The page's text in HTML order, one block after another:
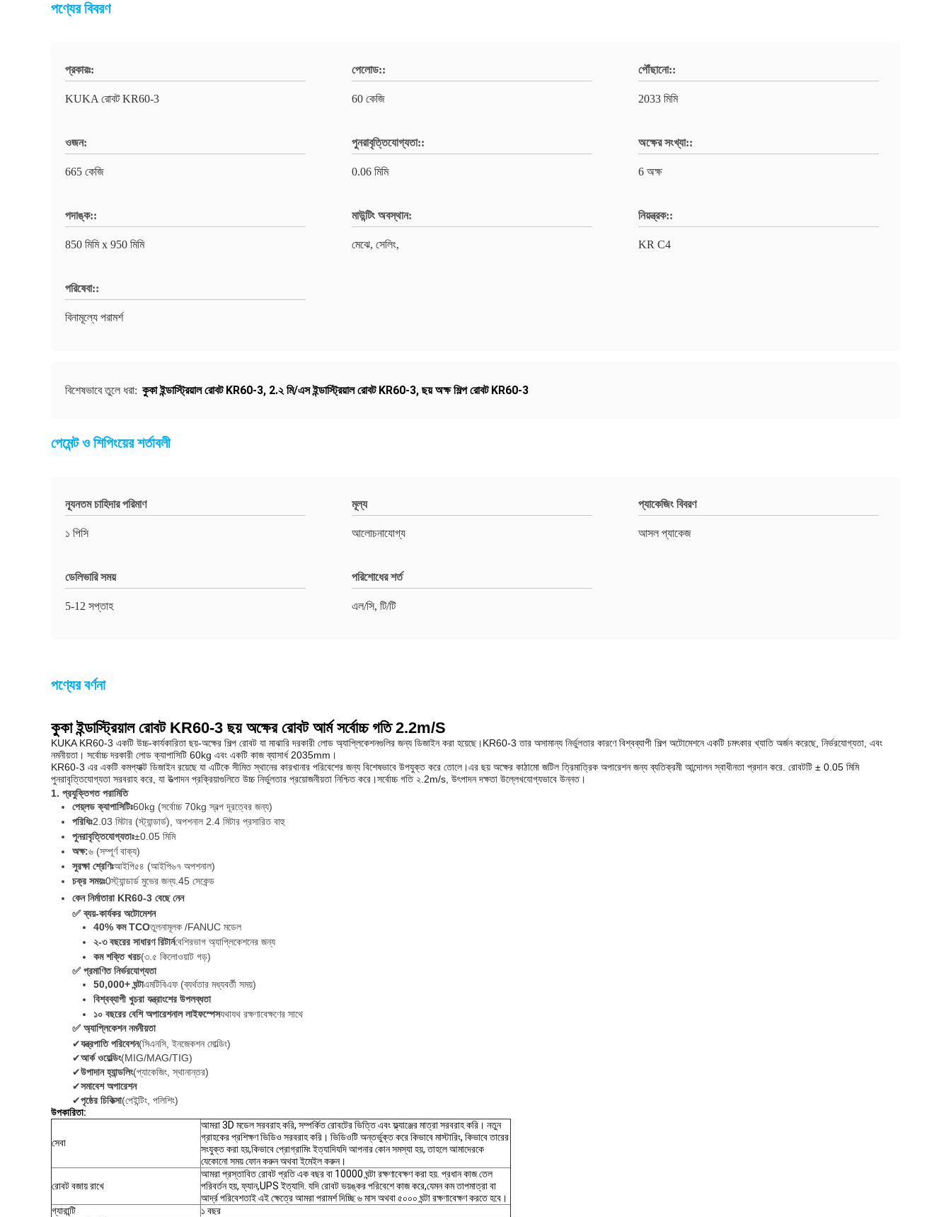
পণ্যের বিবরণ
প্রকারঃ:
KUKA রোবট KR60-3
পেলোড::
60 কেজি
পৌঁছানো::
2033 মিমি
ওজন:
665 কেজি
পুনরাবৃত্তিযোগ্যতা::
0.06 মিমি
অক্ষের সংখ্যা::
6 অক্ষ
পদাঙ্ক::
850 মিমি x 950 মিমি
মাউন্টিং অবস্থান:
মেঝে, সেলিং,
নিয়ন্ত্রক::
KR C4
পরিষেবা::
বিনামূল্যে পরামর্শ
বিশেষভাবে তুলে ধরা: কুকা ইন্ডাস্ট্রিয়াল রোবট KR60-3, 2.২ মি/এস ইন্ডাস্ট্রিয়াল রোবট KR60-3, ছয় অক্ষ শিল্প রোবট KR60-3
পেমেন্ট ও শিপিংয়ের শর্তাবলী
ন্যূনতম চাহিদার পরিমাণ
১ পিসি
মূল্য
আলোচনাযোগ্য
প্যাকেজিং বিবরণ
আসল প্যাকেজ
ডেলিভারি সময়
5-12 সপ্তাহ
পরিশোধের শর্ত
এল/সি, টি/টি
পণ্যের বর্ণনা
কুকা ইন্ডাস্ট্রিয়াল রোবট KR60-3 ছয় অক্ষের রোবট আর্ম সর্বোচ্চ গতি 2.2m/S
KUKA KR60-3 একটি উচ্চ-কার্যকারিতা ছয়-অক্ষের শিল্প রোবট যা মাঝারি দরকারী লোড অ্যাপ্লিকেশনগুলির জন্য ডিজাইন করা হয়েছে।KR60-3 তার অসামান্য নির্ভুলতার কারণে বিশ্বব্যাপী শিল্প অটোমেশনে একটি চমৎকার খ্যাতি অর্জন করেছে, নির্ভরযোগ্যতা, এবং
নমনীয়তা। সর্বোচ্চ দরকারী লোড ক্যাপাসিটি 60kg এবং একটি কাজ ব্যাসার্ধ 2035mm।
KR60-3 এর একটি কমপ্যাক্ট ডিজাইন রয়েছে যা এটিকে সীমিত স্থানের কারখানার পরিবেশের জন্য বিশেষভাবে উপযুক্ত করে তোলে।এর ছয় অক্ষের কাঠামো জটিল ত্রিমাত্রিক অপারেশন জন্য ব্যতিক্রমী আন্দোলন স্বাধীনতা প্রদান করে. রোবটটি ± 0.05 মিমি
পুনরাবৃত্তিযোগ্যতা সরবরাহ করে, যা উত্পাদন প্রক্রিয়াগুলিতে উচ্চ নির্ভুলতার প্রয়োজনীয়তা নিশ্চিত করে।সর্বোচ্চ গতি ২.2m/s, উৎপাদন দক্ষতা উল্লেখযোগ্যভাবে উন্নত।
1. প্রযুক্তিগত পরামিতি
পেয়্লড ক্যাপাসিটিঃ60kg (সর্বোচ্চ 70kg স্বল্প দূরত্বের জন্য)
পরিধিঃ2.03 মিটার (স্ট্যান্ডার্ড), অপশনাল 2.4 মিটার প্রসারিত বাহু
পুনরাবৃত্তিযোগ্যতাঃ±0.05 মিমি
অক্ষ:৬ (সম্পূর্ণ বাক্য)
সুরক্ষা শ্রেণিঃআইপি৫৪ (আইপি৬৭ অপশনাল)
চক্র সময়ঃ0স্ট্যান্ডার্ড মুভের জন্য.45 সেকেন্ড
কেন নির্মাতারা KR60-3 বেছে নেন
✅ ব্যয়-কার্যকর অটোমেশন
40% কম TCOতুলনামূলক /FANUC মডেল
২-৩ বছরের সাধারণ রিটার্নবেশিরভাগ অ্যাপ্লিকেশনের জন্য
কম শক্তি খরচ(৩.৫ কিলোওয়াট গড়)
✅ প্রমাণিত নির্ভরযোগ্যতা
50,000+ ঘন্টাএমটিবিএফ (ব্যর্থতার মধ্যবর্তী সময়)
বিশ্বব্যাপী খুচরা যন্ত্রাংশের উপলব্ধতা
১০ বছরের বেশি অপারেশনাল লাইফস্পেসযথাযথ রক্ষণাবেক্ষণের সাথে
✅ অ্যাপ্লিকেশন নমনীয়তা
✔যন্ত্রপাতি পরিবেশন(সিএনসি, ইনজেকশন মোল্ডিং)
✔আর্ক ওয়েল্ডিং(MIG/MAG/TIG)
✔উপাদান হ্যান্ডলিং(প্যাকেজিং, স্থানান্তর)
✔সমাবেশ অপারেশন
✔পৃষ্ঠের চিকিত্সা(পেইন্টিং, পলিশিং)
উপকারিতা:
সেবা
আমরা 3D মডেল সরবরাহ করি, সম্পর্কিত রোবটের ভিত্তি এবং ফ্ল্যাঞ্জের মাত্রা সরবরাহ করি। নতুন
গ্রাহকের প্রশিক্ষণ ভিডিও সরবরাহ করি। ভিডিওটি অন্তর্ভুক্ত করে কিভাবে মাস্টারিং, কিভাবে তারের
সংযুক্ত করা হয়,কিভাবে প্রোগ্রামিং ইত্যাদিযদি আপনার কোন সমস্যা হয়, তাহলে আমাদেরকে
যেকোনো সময় ফোন করুন অথবা ইমেইল করুন।
রোবট বজায় রাখে
আমরা প্রস্তাবিত রোবট প্রতি এক বছর বা 10000 ঘন্টা রক্ষণাবেক্ষণ করা হয়. প্রধান কাজ তেল
পরিবর্তন হয়, ফ্যান,UPS ইত্যাদি. যদি রোবট ভয়ঙ্কর পরিবেশে কাজ করে,যেমন কম তাপমাত্রা বা
আর্দ্র পরিবেশতাই এই ক্ষেত্রে আমরা পরামর্শ দিচ্ছি ৬ মাস অথবা ৫০০০ ঘন্টা রক্ষণাবেক্ষণ করতে হবে।
গ্যারান্টি
১ বছর